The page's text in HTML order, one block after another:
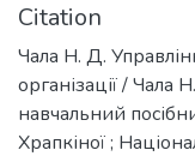
Citation
Чала Н. Д.
організації /
навчальний
Храпкіної ;